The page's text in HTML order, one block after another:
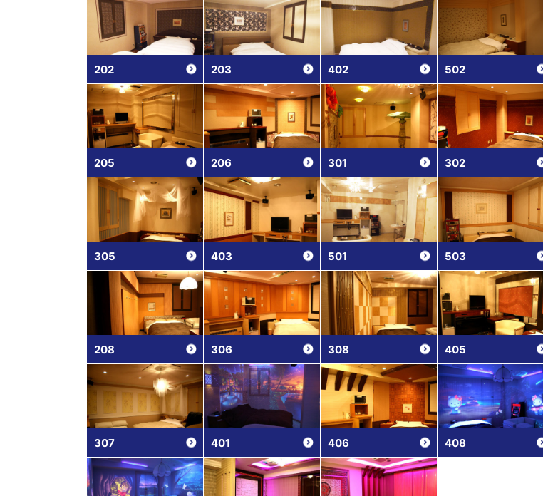
202 203 402 502
205 206 301 302
305 403 501 503
208 306 308 405
307 401 406 408